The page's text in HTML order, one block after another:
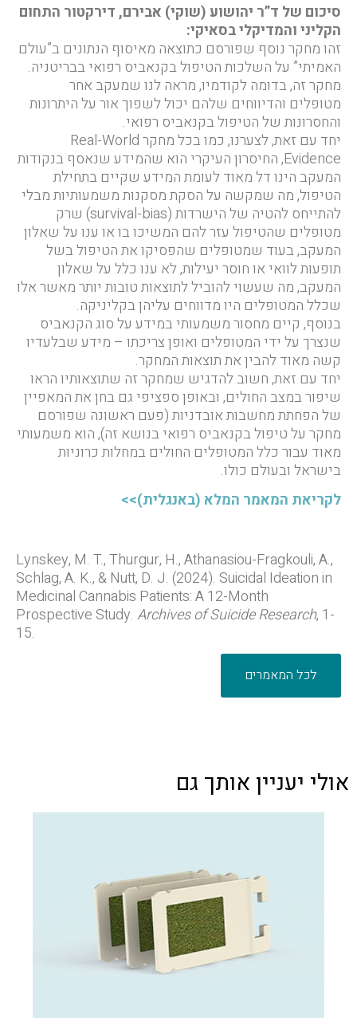
סיכום של ד”ר יהושוע (שוקי) אבירם, דירקטור התחום
הקליני והמדיקלי בסאיקי:
זהו מחקר נוסף שפורסם כתוצאה מאיסוף הנתונים ב”עולם
האמיתי” על השלכות הטיפול בקנאביס רפואי בבריטניה.
מחקר זה, בדומה לקודמיו, מראה לנו שמעקב אחר
מטופלים והדיווחים שלהם יכול לשפוך אור על היתרונות
והחסרונות של הטיפול בקנאביס רפואי.
יחד עם זאת, לצערנו, כמו בכל מחקר Real-World
Evidence, החיסרון העיקרי הוא שהמידע שנאסף בנקודות
המעקב הינו דל מאוד לעומת המידע שקיים בתחילת
הטיפול, מה שמקשה על הסקת מסקנות משמעותיות מבלי
להתייחס להטיה של הישרדות (survival-bias) שרק
מטופלים שהטיפול עזר להם המשיכו בו או ענו על שאלון
המעקב, בעוד שמטופלים שהפסיקו את הטיפול בשל
תופעות לוואי או חוסר יעילות, לא ענו כלל על שאלון
המעקב, מה שעשוי להוביל לתוצאות טובות יותר מאשר אלו
שכלל המטופלים היו מדווחים עליהן בקליניקה.
בנוסף, קיים מחסור משמעותי במידע על סוג הקנאביס
שנצרך על ידי המטופלים ואופן צריכתו – מידע שבלעדיו
קשה מאוד להבין את תוצאות המחקר.
יחד עם זאת, חשוב להדגיש שמחקר זה שתוצאותיו הראו
שיפור במצב החולים, ובאופן ספציפי גם בחן את המאפיין
של הפחתת מחשבות אובדניות (פעם ראשונה שפורסם
מחקר על טיפול בקנאביס רפואי בנושא זה), הוא משמעותי
מאוד עבור כלל המטופלים החולים במחלות כרוניות
בישראל ובעולם כולו.
לקריאת המאמר המלא (באנגלית)>>
Lynskey, M. T., Thurgur, H., Athanasiou-Fragkouli, A.,
Schlag, A. K., & Nutt, D. J. (2024). Suicidal Ideation in
Medicinal Cannabis Patients: A 12-Month
Prospective Study. Archives of Suicide Research, 1-
לכל המאמרים
אולי יעניין אותך גם